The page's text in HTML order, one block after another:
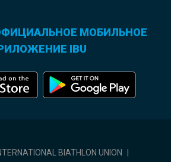
МОБИЛЬНОЕ
IBU
BIATHLON UNION